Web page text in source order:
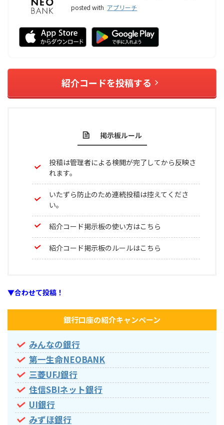
posted with アプリーチ
紹介コードを投稿する
掲示板ルール
投稿は管理者による検閲が完了してから反映さ
れます。
いたずら防止のため連続投稿は控えてくださ
い。
紹介コード掲示板の使い方はこちら
紹介コード掲示板のルールはこちら
▼合わせて投稿！
銀行口座の紹介キャンペーン
みんなの銀行
第一生命NEOBANK
三菱UFJ銀行
住信SBIネット銀行
UI銀行
みずほ銀行